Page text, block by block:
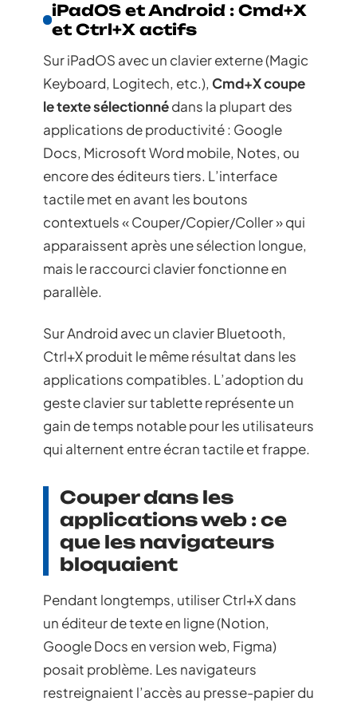
iPadOS et Android : Cmd+X
et Ctrl+X actifs
Sur iPadOS avec un clavier externe (Magic
Keyboard, Logitech, etc.), Cmd+X coupe
le texte sélectionnédans la plupart des
applications de productivité : Google
Docs, Microsoft Word mobile, Notes, ou
encore des éditeurs tiers. L’interface
tactile met en avant les boutons
contextuels « Couper/Copier/Coller » qui
apparaissent après une sélection longue,
mais le raccourci clavier fonctionne en
parallèle.
Sur Android avec un clavier Bluetooth,
Ctrl+X produit le même résultat dans les
applications compatibles. L’adoption du
geste clavier sur tablette représente un
gain de temps notable pour les utilisateurs
qui alternent entre écran tactile et frappe.
Couper dans les
applications web : ce
que les navigateurs
bloquaient
Pendant longtemps, utiliser Ctrl+X dans
un éditeur de texte en ligne (Notion,
Google Docs en version web, Figma)
posait problème. Les navigateurs
restreignaient l’accès au presse-papier du